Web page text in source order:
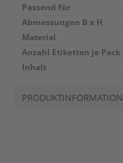
Passend für
Abmessungen B x H
Material
Anzahl Etiketten je Pack
Inhalt
PRODUKTINFORMATION